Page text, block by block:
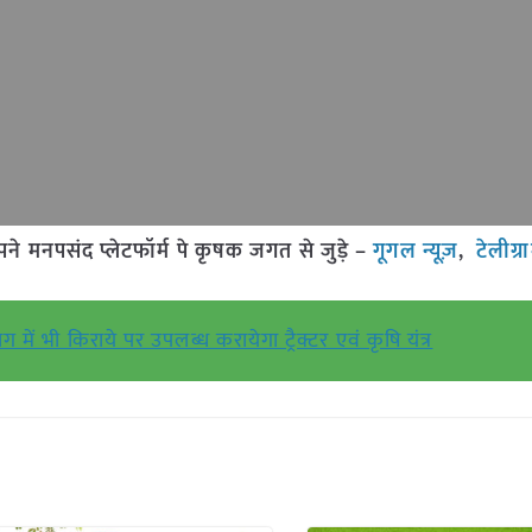
मनपसंद प्लेटफॉर्म पे कृषक जगत से जुड़े –गूगल न्यूज़,
भी किराये पर उपलब्ध करायेगा ट्रैक्टर एवं कृषि यंत्र